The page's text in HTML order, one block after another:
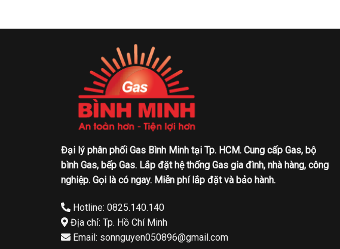
Đại lý phân phối Gas Bình Minh tại Tp. HCM. Cung cấp Gas, bộ
bình Gas, bếp Gas. Lắp đặt hệ thống Gas gia đình, nhà hàng, công
nghiệp. Gọi là có ngay. Miễn phí lắp đặt và bảo hành.
Hotline: 0825.140.140
Địa chỉ: Tp. Hồ Chí Minh
Email: sonnguyen050896@gmail.com